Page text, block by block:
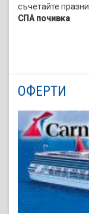
съчетайте
СПА почивка
ОФЕРТИ